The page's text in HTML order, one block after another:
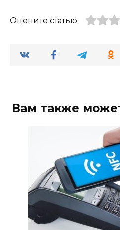
Оцените статью
Вам также